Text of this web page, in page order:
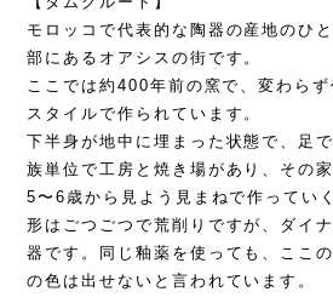
モロッコで代表的な陶器の産地のひ
部にあるオアシスの街です。
ここでは約400年前の窯で、変わら
スタイルで作られています。
下半身が地中に埋まった状態で、足
族単位で工房と焼き場があり、その
5〜6歳から見よう見まねで作ってい
形はごつごつで荒削りですが、ダイ
器です。同じ釉薬を使っても、ここ
の色は出せないと言われています。